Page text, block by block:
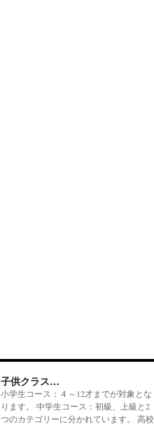
子供クラス…
小学生コース：４～12才までが対象とな
ります。 中学生コース：初級、上級と2
つのカテゴリーに分かれています。 高校